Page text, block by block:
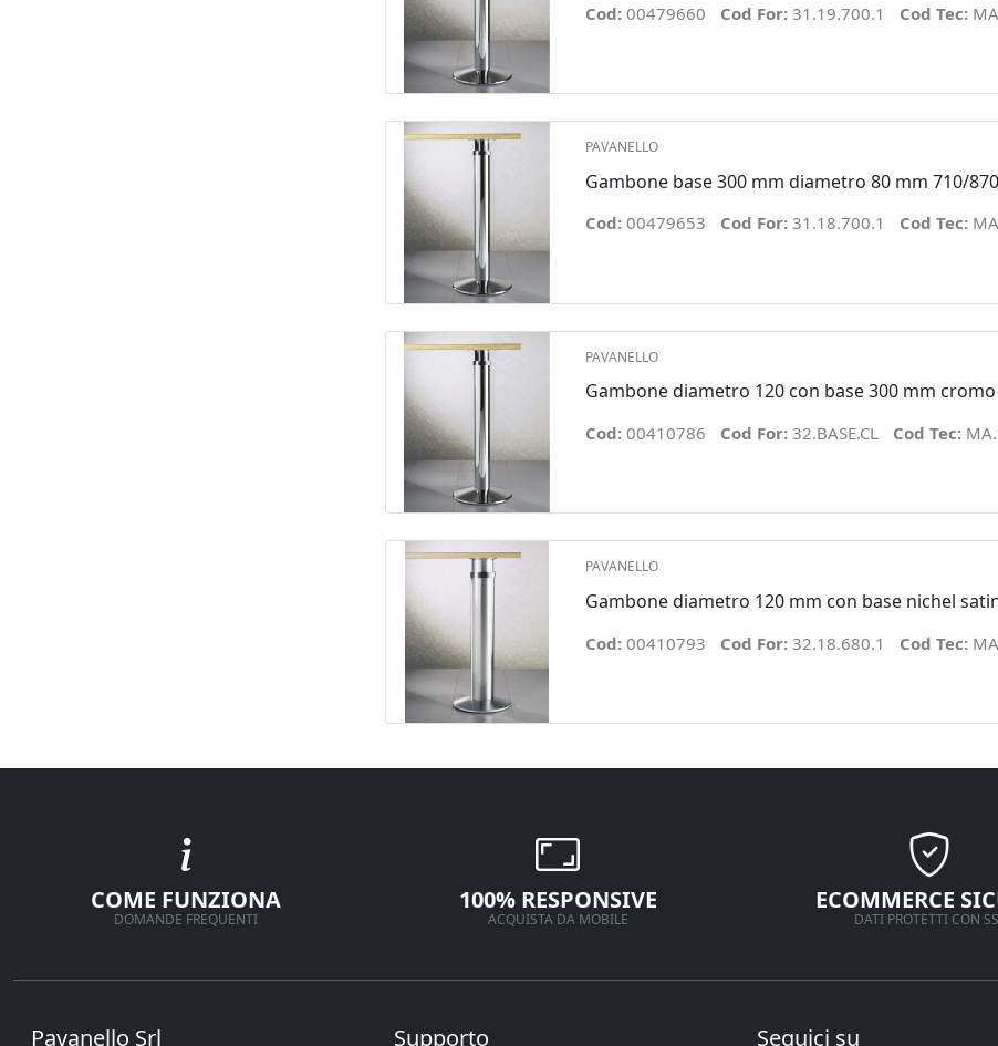
Cod: 00479660 Cod For: 31.19.700.1 Cod Tec:
PAVANELLO
Gambone base 300 mm diametro 80 mm 710/
Cod: 00479653 Cod For: 31.18.700.1 Cod Tec:
PAVANELLO
Gambone diametro 120 con base 300 mm
Cod: 00410786 Cod For: 32.BASE.CL Cod Tec:
PAVANELLO
Gambone diametro 120 mm con base nichel
Cod: 00410793 Cod For: 32.18.680.1 Cod Tec:
COME FUNZIONA
DOMANDE FREQUENTI
100% RESPONSIVE
ACQUISTA DA MOBILE
ECOMMERCE
DATI PROTETTI CON
Pavanello Srl Supporto Seguici su